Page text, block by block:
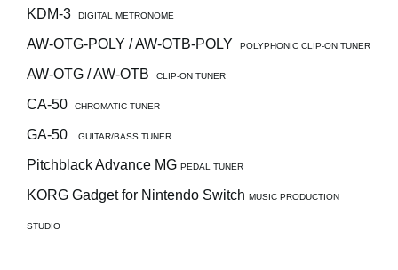
KDM-3 DIGITAL METRONOME
AW-OTG-POLY / AW-OTB-POLY POLYPHONIC CLIP-ON TUNER
AW-OTG / AW-OTB CLIP-ON TUNER
CA-50 CHROMATIC TUNER
GA-50 GUITAR/BASS TUNER
Pitchblack Advance MG PEDAL TUNER
KORG Gadget for Nintendo Switch MUSIC PRODUCTION
STUDIO